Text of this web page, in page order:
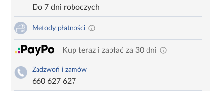
Do 7 dni roboczych
Metody płatności
Kup teraz i zapłać za 30 dni
Zadzwoń i zamów
660 627 627